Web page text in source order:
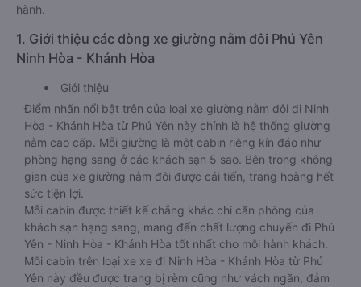
hành.
1. Giới thiệu các dòng xe giường nằm đôi Phú Yên
Ninh Hòa - Khánh Hòa
Giới thiệu
Điểm nhấn nổi bật trên của loại xe giường nằm đôi đi Ninh
Hòa - Khánh Hòa từ Phú Yên này chính là hệ thống giường
nằm cao cấp. Mỗi giường là một cabin riêng kín đáo như
phòng hạng sang ở các khách sạn 5 sao. Bên trong không
gian của xe giường nằm đôi được cải tiến, trang hoàng hết
sức tiện lợi.
Mỗi cabin được thiết kế chẳng khác chi căn phòng của
khách sạn hạng sang, mang đến chất lượng chuyến đi Phú
Yên - Ninh Hòa - Khánh Hòa tốt nhất cho mỗi hành khách.
Mỗi cabin trên loại xe xe đi Ninh Hòa - Khánh Hòa từ Phú
Yên này đều được trang bị rèm cũng như vách ngăn, đảm